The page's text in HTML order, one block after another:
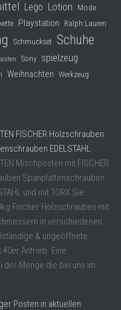
Lego Lotion Mode
Playstation Ralph Lauren
Schmuckset Schuhe
Sony spielzeug
Weihnachten Werkzeug
FISCHER Holzschrauben
EDELSTAHL
Mischposten mit FISCHER
Spanplattenschrauben
und mit TORX Sie
Fischer Holzschrauben mit
in verschiedenen
& ungeöffnete
Antrieb. Eine
Menge die bei uns im
Posten in aktuellen